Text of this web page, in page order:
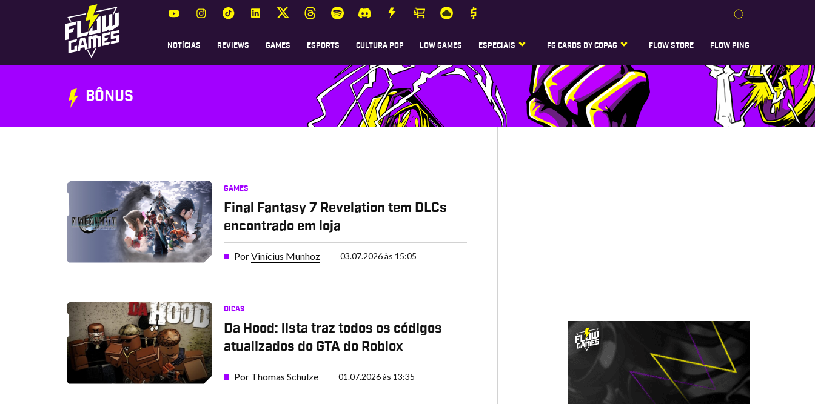
NOTÍCIAS REVIEWS GAMES ESPORTS CULTURA POP LOW GAMES ESPECIAIS FG CARDS BY COPAG FLOW STORE FLOW PING
BÔNUS
GAMES
Final Fantasy 7 Revelation tem DLCs
encontrado em loja
PorVinícius Munhoz 03.07.2026 às 15:05
DICAS
Da Hood: lista traz todos os códigos
atualizados do GTA do Roblox
Por Thomas Schulze 01.07.2026 às 13:35